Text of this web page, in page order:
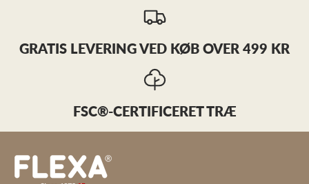
GRATIS LEVERING VED KØB OVER 499 KR
FSC®-CERTIFICERET TRÆ